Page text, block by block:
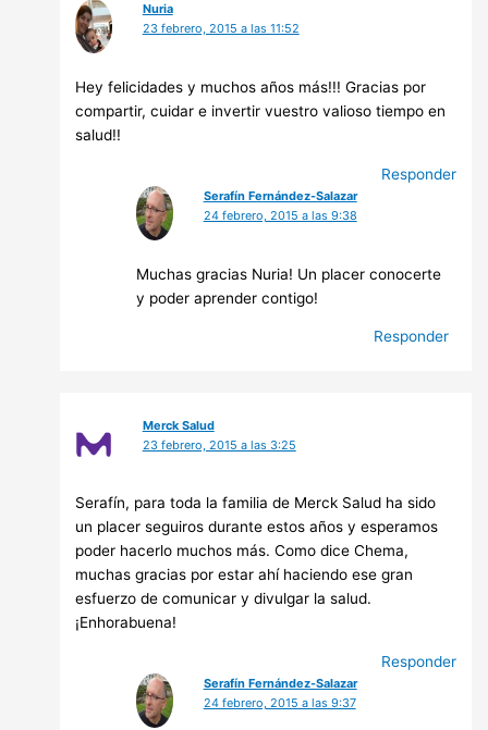
Nuria
23 febrero, 2015 a las 11:52
Hey felicidades y muchos años más!!! Gracias por
compartir, cuidar e invertir vuestro valioso tiempo en
salud!!
Responder
Serafín Fernández-Salazar
24 febrero, 2015 a las 9:38
Muchas gracias Nuria! Un placer conocerte
y poder aprender contigo!
Responder
Merck Salud
23 febrero, 2015 a las 3:25
Serafín, para toda la familia de Merck Salud ha sido
un placer seguiros durante estos años y esperamos
poder hacerlo muchos más. Como dice Chema,
muchas gracias por estar ahí haciendo ese gran
esfuerzo de comunicar y divulgar la salud.
¡Enhorabuena!
Responder
Serafín Fernández-Salazar
24 febrero, 2015 a las 9:37